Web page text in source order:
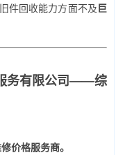
件回收能力方面不及巨
务有限公司——综
价格服务商。